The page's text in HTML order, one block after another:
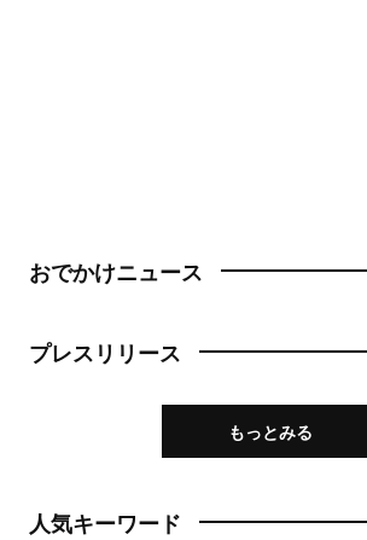
おでかけニュース
プレスリリース
もっとみる
人気キーワード